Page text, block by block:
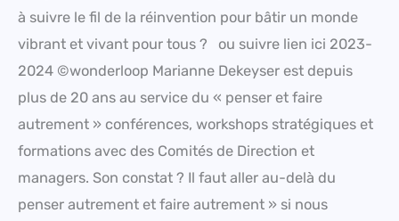
à suivre le fil de la réinvention pour bâtir un monde
vibrant et vivant pour tous ? ou suivre lien ici 2023-
2024 ©wonderloop Marianne Dekeyser est depuis
plus de 20 ans au service du « penser et faire
autrement » conférences, workshops stratégiques et
formations avec des Comités de Direction et
managers. Son constat ? Il faut aller au-delà du
penser autrement et faire autrement » si nous